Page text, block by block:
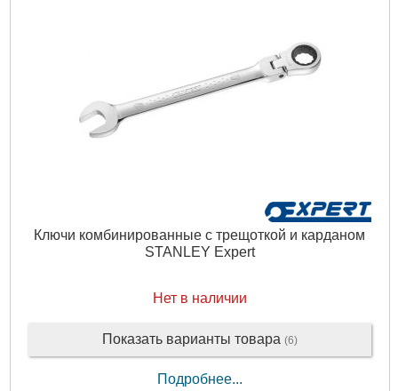
Ключи комбинированные с трещоткой и карданом
STANLEY Expert
Нет в наличии
Показать варианты товара (6)
Подробнее...